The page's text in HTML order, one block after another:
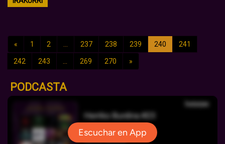
« 1 2 237 238 239 240 241
242 243 269 270 »
PODCASTA